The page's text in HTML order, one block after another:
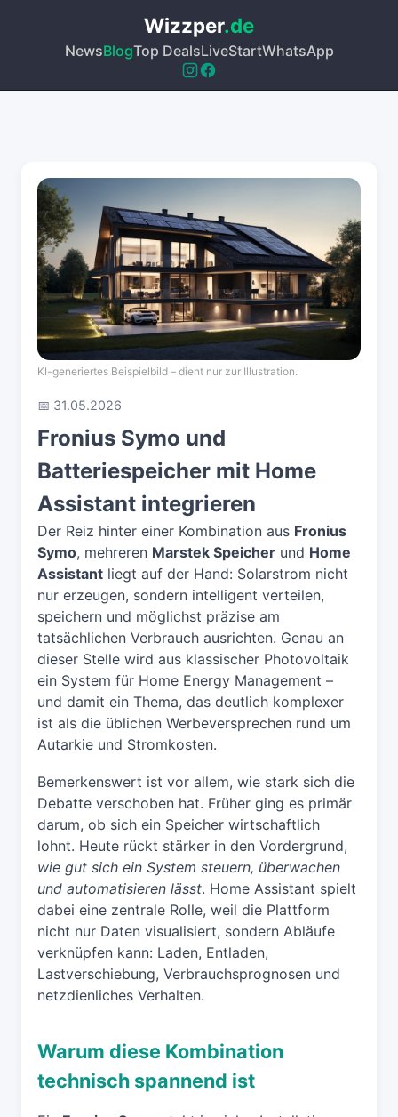
Wizzper.de
NewsBlogTop DealsLiveStartWhatsApp
KI-generiertes Beispielbild – dient nur zur Illustration.
📅 31.05.2026
Fronius Symo und
Batteriespeicher mit Home
Assistant integrieren
Der Reiz hinter einer Kombination aus Fronius
Symo, mehreren Marstek Speicher und Home
Assistant liegt auf der Hand: Solarstrom nicht
nur erzeugen, sondern intelligent verteilen,
speichern und möglichst präzise am
tatsächlichen Verbrauch ausrichten. Genau an
dieser Stelle wird aus klassischer Photovoltaik
ein System für Home Energy Management –
und damit ein Thema, das deutlich komplexer
ist als die üblichen Werbeversprechen rund um
Autarkie und Stromkosten.
Bemerkenswert ist vor allem, wie stark sich die
Debatte verschoben hat. Früher ging es primär
darum, ob sich ein Speicher wirtschaftlich
lohnt. Heute rückt stärker in den Vordergrund,
wie gut sich ein System steuern, überwachen
und automatisieren lässt. Home Assistant spielt
dabei eine zentrale Rolle, weil die Plattform
nicht nur Daten visualisiert, sondern Abläufe
verknüpfen kann: Laden, Entladen,
Lastverschiebung, Verbrauchsprognosen und
netzdienliches Verhalten.
Warum diese Kombination
technisch spannend ist